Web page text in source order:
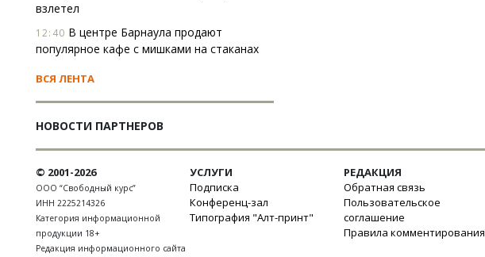
взлетел
12:40 В центре Барнаула продают
популярное кафе с мишками на стаканах
ВСЯ ЛЕНТА
НОВОСТИ ПАРТНЕРОВ
© 2001-2026
ООО “Свободный курс”
ИНН 2225214326
Категория информационной
продукции 18+
Редакция информационного сайта
УСЛУГИ
Подписка
Конференц-зал
Типография "Алт-принт"
РЕДАКЦИЯ
Обратная связь
Пользовательское
соглашение
Правила комментирования